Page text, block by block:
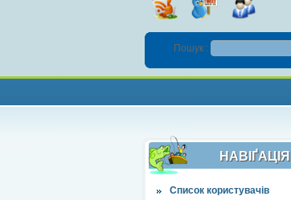
Пошук :
НАВІҐАЦІЯ
Список користувачів